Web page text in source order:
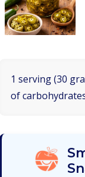
1 serving (30
of